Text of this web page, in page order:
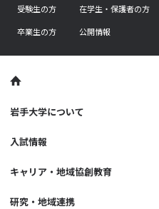
受験生の方 在学生・保護者の方
卒業生の方
公開情報
岩手大学について
入試情報
キャリア・地域協創教育
研究・地域連携